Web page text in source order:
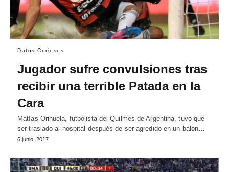
Datos Curiosos
Jugador sufre convulsiones tras
recibir una terrible Patada en la
Cara
Matías Orihuela, futbolista del Quilmes de Argentina, tuvo que
ser traslado al hospital después de ser agredido en un balón…
6 junio, 2017